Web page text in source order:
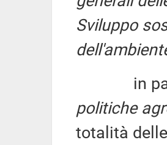
Sviluppo
in
politiche
totalità